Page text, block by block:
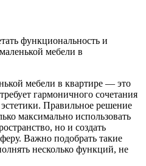
мебели в квартире — это
гармоничного сочетания
Правильное решение
максимально использовать
но и создать
Важно подобрать такие
несколько функций, не